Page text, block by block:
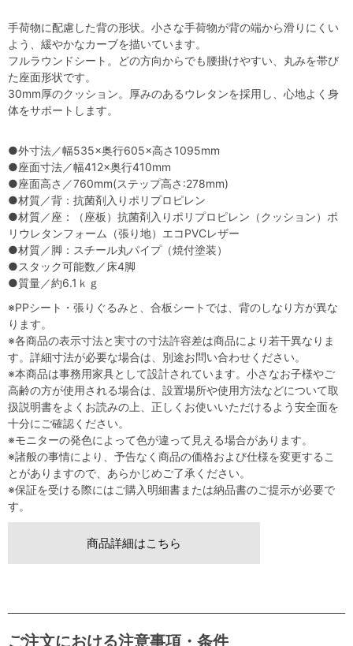
手荷物に配慮した背の形状。小さな手荷物が背の端から滑りにくい
よう、緩やかなカーブを描いています。
フルラウンドシート。どの方向からでも腰掛けやすい、丸みを帯び
た座面形状です。
30mm厚のクッション。厚みのあるウレタンを採用し、心地よく身
体をサポートします。
●外寸法／幅535×奥行605×高さ1095mm
●座面寸法／幅412×奥行410mm
●座面高さ／760mm(ステップ高さ:278mm)
●材質／背：抗菌剤入りポリプロピレン
●材質／座：（座板）抗菌剤入りポリプロピレン（クッション）ポ
リウレタンフォーム（張り地）エコPVCレザー
●材質／脚：スチール丸パイプ（焼付塗装）
●スタック可能数／床4脚
●質量／約6.1ｋｇ
※PPシート・張りぐるみと、合板シートでは、背のしなり方が異な
ります。
※各商品の表示寸法と実寸の寸法許容差は商品により若干異なりま
す。詳細寸法が必要な場合は、別途お問い合わせください。
※本商品は事務用家具として設計されています。小さなお子様やご
高齢の方が使用される場合は、設置場所や使用方法などについて取
扱説明書をよくお読みの上、正しくお使いいただけるよう安全面を
十分にご確認ください。
※モニターの発色によって色が違って見える場合があります。
※諸般の事情により、予告なく商品の価格および仕様を変更するこ
とがありますので、あらかじめご了承ください。
※保証を受ける際にはご購入明細書または納品書のご提示が必要で
す。
商品詳細はこちら
ご注文における注意事項・条件